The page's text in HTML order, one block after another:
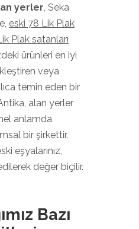
yerler, Seka
eski 78 Lik Plak
Plak satanları
ürünleri en iyi
veya
temin eden bir
alan yerler
anlamda
bir şirkettir.
eşyalarınız,
değer biçilir.
Bazı